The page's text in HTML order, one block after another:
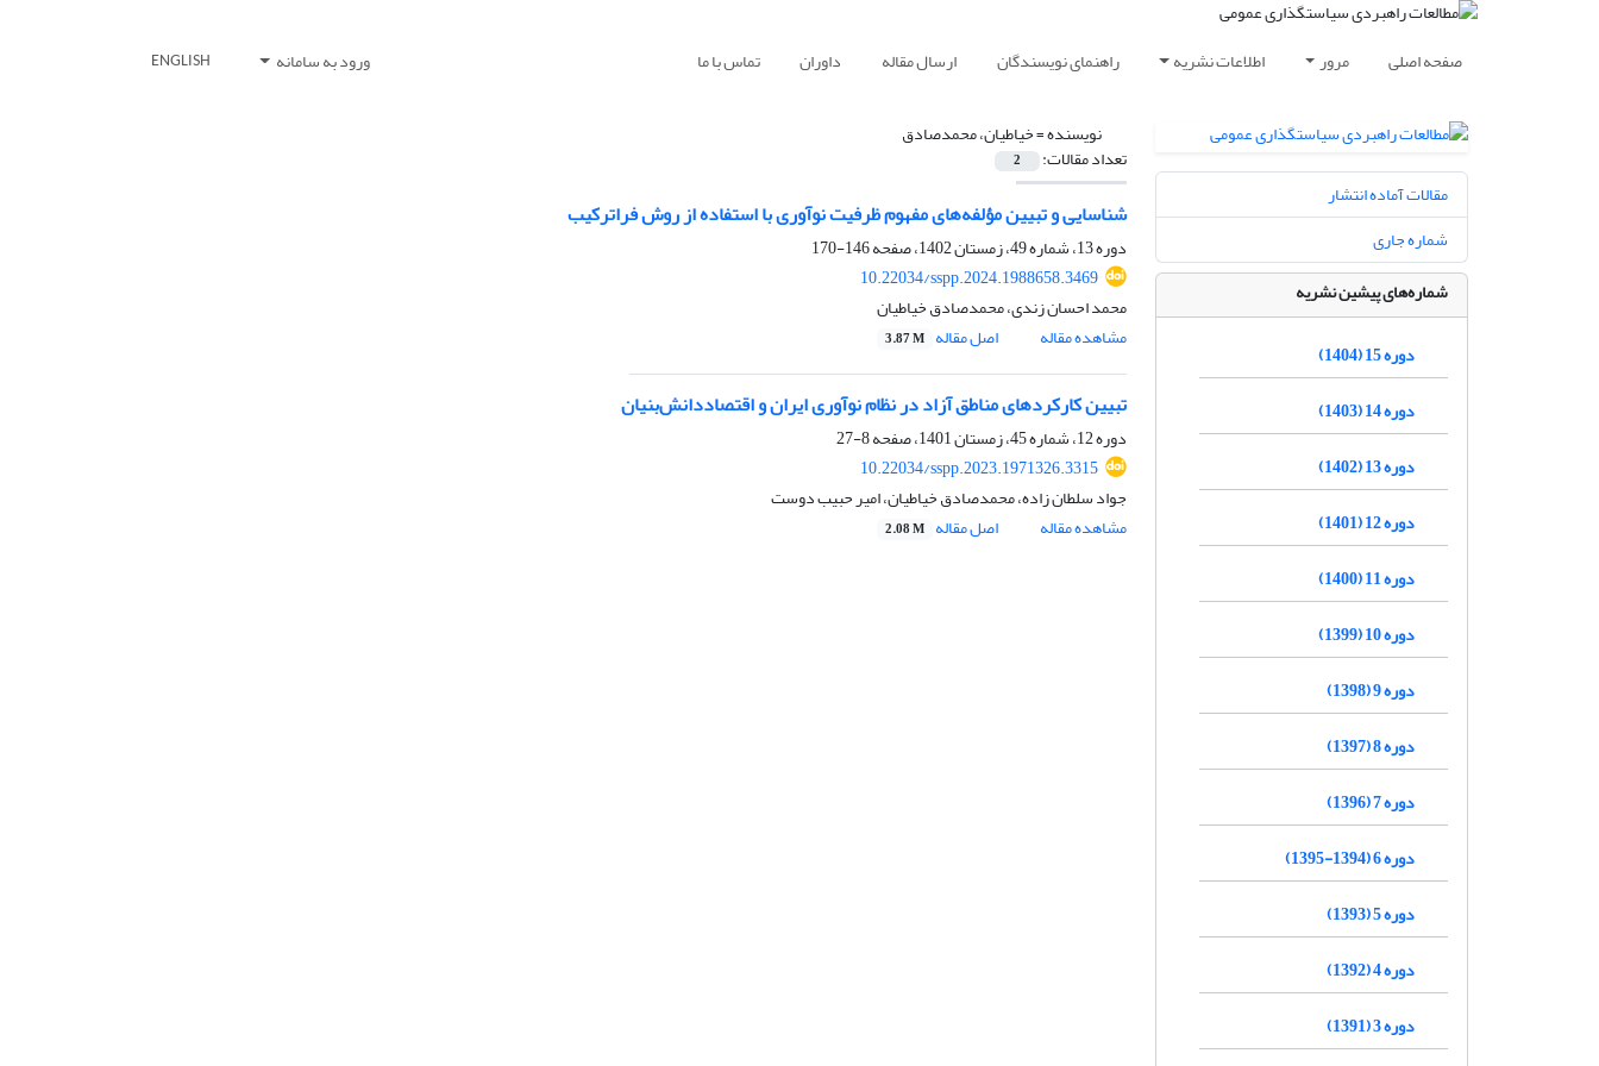
صفحه اصلی مرور اطلاعات نشریه راهنمای نویسندگان ارسال مقاله داوران تماس با ما ورود به سامانه ENGLISH
نویسنده =خیاطیان، محمدصادق
تعداد مقالات: 2
شناسایی و تبیین مؤلفه‌های مفهوم ظرفیت نوآوری با استفاده از روش فراترکیب
دوره 13، شماره 49، زمستان 1402، صفحه
146-170
10.22034/sspp.2024.1988658.3469
محمد احسان زندی، محمدصادق خیاطیان
مشاهده مقاله
اصل مقاله 3.87 M
تبیین کارکردهای مناطق آزاد در نظام نوآوری ایران و اقتصاددانش‌بنیان
دوره 12، شماره 45، زمستان 1401، صفحه
8-27
10.22034/sspp.2023.1971326.3315
جواد سلطان زاده، محمدصادق خیاطیان، امیر حبیب دوست
مشاهده مقاله
اصل مقاله 2.08 M
مقالات آماده انتشار
شماره جاری
شماره‌های پیشین نشریه
دوره 15 (1404)
دوره 14 (1403)
دوره 13 (1402)
دوره 12 (1401)
دوره 11 (1400)
دوره 10 (1399)
دوره 9 (1398)
دوره 8 (1397)
دوره 7 (1396)
دوره 6 (1394-1395)
دوره 5 (1393)
دوره 4 (1392)
دوره 3 (1391)